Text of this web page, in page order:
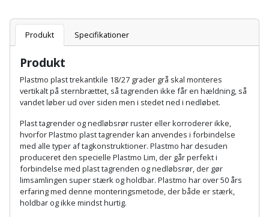
Fugtsikring
Garageport
Gelænder
Gips
Grundmursplader
Hardieplank
brædder
Hemsestige
Fugepistol
Gevindskærer
Gipsværktøj
Glasløfter
Glasskærer
Hæftepistol
og
Betonsliber
Bindemaskine
Bits
Bordrundsav
Bore-
og
skruemaskine
Motorenhed
Motorsav
og
kædesav
Motorsav
og
kædesav
tilbehør
Pælebor
Brænde
Brændeovn
Brandslukker
Brugskunst
Camping
Damprengøring
Dørmåtte
afrensning
Spartelmasse
væg
og
fittings
Stålvask
Ventilation
indeklima
Guides
Gaveideer
Aktiviteter
Produkt Specifikationer
Produkt
Plastmo plast trekantkile 18/27 grader grå skal monteres
vertikalt på sternbrættet, så tagrenden ikke får en hældning, så
vandet løber ud over siden men i stedet ned i nedløbet.
Plast tagrender og nedløbsrør ruster eller korroderer ikke,
hvorfor Plastmo plast tagrender kan anvendes i forbindelse
med alle typer af tagkonstruktioner. Plastmo har desuden
produceret den specielle Plastmo Lim, der går perfekt i
forbindelse med plast tagrenden og nedløbsrør, der gør
limsamlingen super stærk og holdbar. Plastmo har over 50 års
erfaring med denne monteringsmetode, der både er stærk,
holdbar og ikke mindst hurtig.